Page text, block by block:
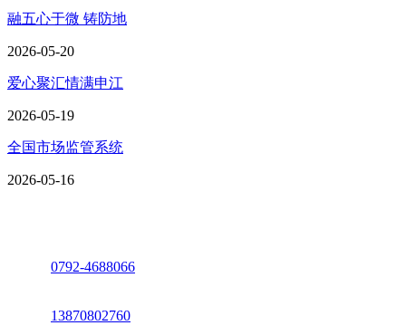
融五心于微 铸防地
2026-05-20
爱心聚汇情满申江
2026-05-19
全国市场监管系统
2026-05-16
0792-4688066
13870802760